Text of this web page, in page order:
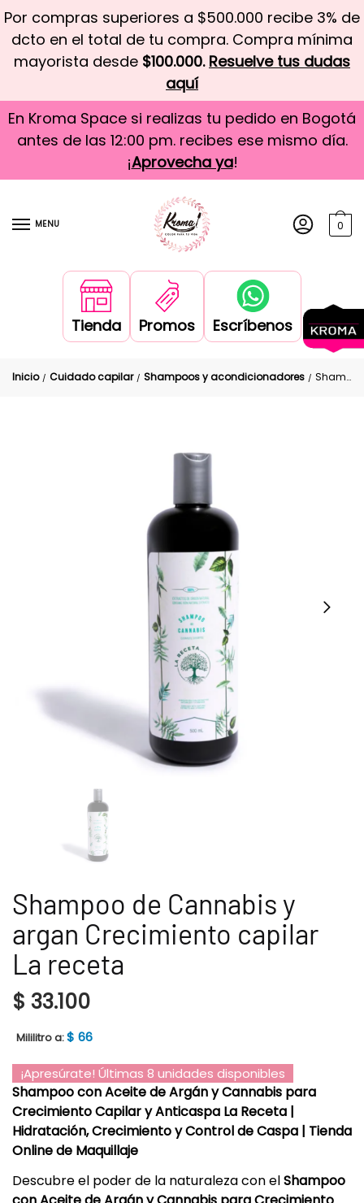
Por compras superiores a $500.000 recibe 3% de
dcto en el total de tu compra. Compra mínima
mayorista desde $100.000. Resuelve tus dudas
aquí
En Kroma Space si realizas tu pedido en Bogotá
antes de las 12:00 pm. recibes ese mismo día.
¡Aprovecha ya!
MENU 0
Tienda Promos Escríbenos
Inicio / Cuidado capilar / Shampoos y acondicionadores / Shampoo de Cannabis y argan Crecimiento capilar La receta
Shampoo de Cannabis y
argan Crecimiento capilar
La receta
$ 33.100
Mililitro a:$ 66
¡Apresúrate! Últimas 8 unidades disponibles
Shampoo con Aceite de Argán y Cannabis para
Crecimiento Capilar y Anticaspa La Receta |
Hidratación, Crecimiento y Control de Caspa | Tienda
Online de Maquillaje
Descubre el poder de la naturaleza con elShampoo